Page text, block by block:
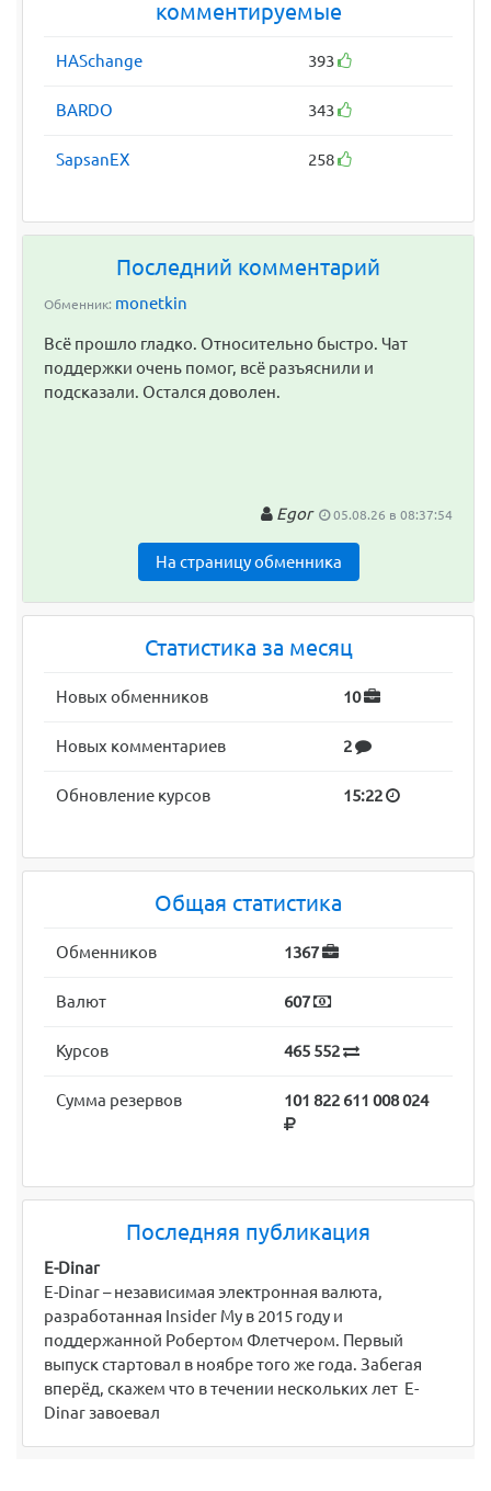
комментируемые
HASchange 393
BARDO 343
SapsanEX 258
Последний комментарий
Обменник: monetkin
Всё прошло гладко. Относительно быстро. Чат
поддержки очень помог, всё разъяснили и
подсказали. Остался доволен.
Egor 05.08.26 в 08:37:54
На страницу обменника
Статистика за месяц
Новых обменников 10
Новых комментариев 2
Обновление курсов 15:22
Общая статистика
Обменников 1367
Валют 607
Курсов 465 552
Сумма резервов 101 822 611 008 024
Последняя публикация
E-Dinar
E-Dinar – независимая электронная валюта,
разработанная Insider My в 2015 году и
поддержанной Робертом Флетчером. Первый
выпуск стартовал в ноябре того же года. Забегая
вперёд, скажем что в течении нескольких лет E-
Dinar завоевал